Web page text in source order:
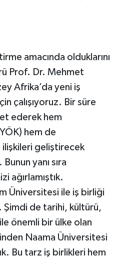
amacında olduklarını
Prof. Dr. Mehmet
Afrika’da yeni iş
çalışıyoruz. Bir süre
ederek hem
hem de
geliştirecek
yanı sıra
ağırlamıştık.
Üniversitesi ile iş birliği
Şimdi de tarihi, kültürü,
önemli bir ülke olan
Naama Üniversitesi
Bu tarz iş birlikleri hem